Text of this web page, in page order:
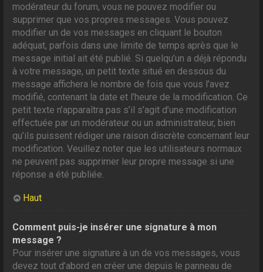
modérateur du forum, vous ne pouvez modifier ou
supprimer que vos propres messages. Vous pouvez
modifier un de vos messages en cliquant le bouton
adéquat, parfois dans une limite de temps après que le
message initial ait été publié. Si quelqu’un a déjà répondu
à votre message, un petit texte situé en dessous du
message affichera le nombre de fois que vous l’avez
modifié, contenant la date et l’heure de la modification. Ce
petit texte n’apparaîtra pas s’il s’agit d’une modification
effectuée par un modérateur ou un administrateur, bien
qu’ils puissent rédiger une raison discrète concernant leur
modification. Veuillez noter que les utilisateurs normaux
ne peuvent pas supprimer leur propre message si une
réponse a été publiée.
Haut
Comment puis-je insérer une signature à mon
message ?
Pour insérer une signature à un de vos messages, vous
devez tout d’abord en créer une depuis le panneau de